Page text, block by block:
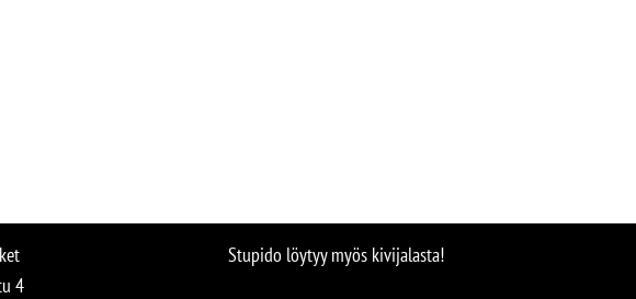
4
Stupido löytyy myös kivijalasta!